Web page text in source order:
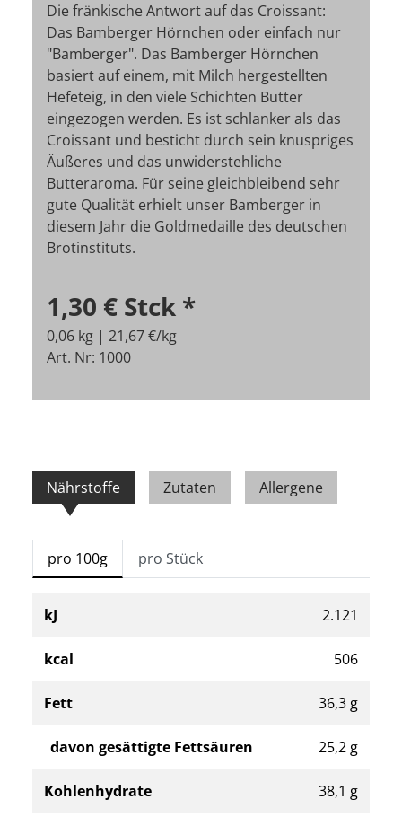
Die fränkische Antwort auf das Croissant:
Das Bamberger Hörnchen oder einfach nur
"Bamberger". Das Bamberger Hörnchen
basiert auf einem, mit Milch hergestellten
Hefeteig, in den viele Schichten Butter
eingezogen werden. Es ist schlanker als das
Croissant und besticht durch sein knuspriges
Äußeres und das unwiderstehliche
Butteraroma. Für seine gleichbleibend sehr
gute Qualität erhielt unser Bamberger in
diesem Jahr die Goldmedaille des deutschen
Brotinstituts.
1,30 € Stck *
0,06 kg | 21,67 €/kg
Art. Nr: 1000
Nährstoffe Zutaten Allergene
pro 100g pro Stück
kJ 2.121
kcal 506
Fett 36,3 g
davon gesättigte Fettsäuren 25,2 g
Kohlenhydrate 38,1 g